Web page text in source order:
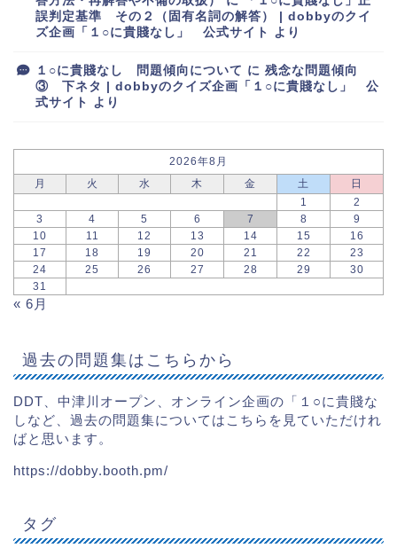
誤判定基準 その２（固有名詞の解答） | dobbyのクイ
ズ企画「１○に貴賤なし」 公式サイト より
１○に貴賤なし 問題傾向について に 残念な問題傾向
③ 下ネタ | dobbyのクイズ企画「１○に貴賤なし」 公
式サイト より
2026年8月
月
火 水 木 金 土
日
1
2
3
4 5 6 7 8
9
10
11 12 13 14 15
16
17
18 19 20 21 22
23
24
25 26 27 28 29
30
31
« 6月
過去の問題集はこちらから
DDT、中津川オープン、オンライン企画の「１○に貴賤な
しなど、過去の問題集についてはこちらを見ていただけれ
ばと思います。
https://dobby.booth.pm/
タグ